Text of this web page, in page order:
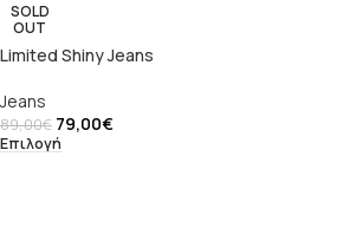
SOLD
OUT
Limited Shiny Jeans
Jeans
89,00€ 79,00€
Επιλογή